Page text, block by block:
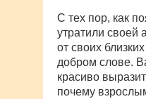
С тех пор, как
утратили своей
от своих
добром слове.
красиво
почему